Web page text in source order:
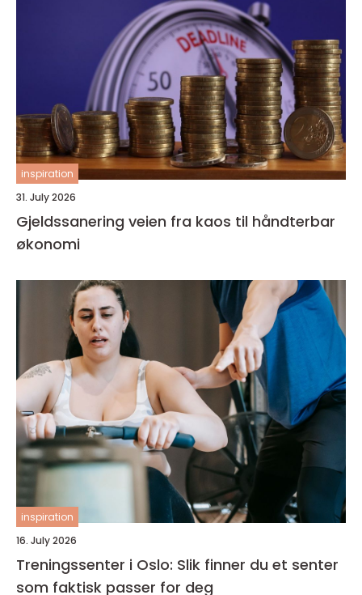
inspiration
31. July 2026
Gjeldssanering veien fra kaos til håndterbar
økonomi
inspiration
16. July 2026
Treningssenter i Oslo: Slik finner du et senter
som faktisk passer for deg